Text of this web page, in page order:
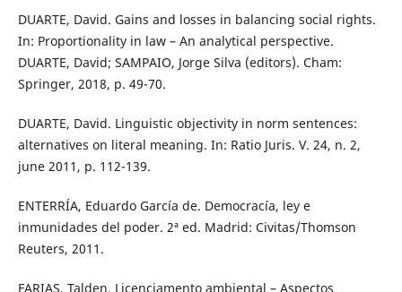
DUARTE, David. Gains and losses in balancing social rights.
In: Proportionality in law – An analytical perspective.
DUARTE, David; SAMPAIO, Jorge Silva (editors). Cham:
Springer, 2018, p. 49-70.
DUARTE, David. Linguistic objectivity in norm sentences:
alternatives on literal meaning. In: Ratio Juris. V. 24, n. 2,
june 2011, p. 112-139.
ENTERRÍA, Eduardo García de. Democracía, ley e
inmunidades del poder. 2ª ed. Madrid: Civitas/Thomson
Reuters, 2011.
FARIAS, Talden. Licenciamento ambiental – Aspectos